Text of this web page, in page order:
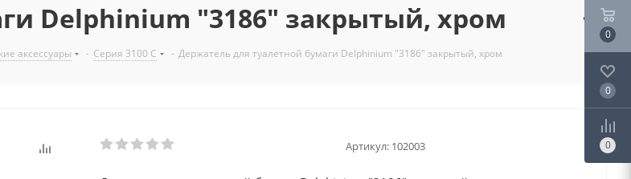
Delphinium "3186" закрытый, хром
аксессуары - Серия 3100 С - Держатель для туалетной бумаги Delphinium "3186" закрытый, хром
Артикул: 102003
0
0
0